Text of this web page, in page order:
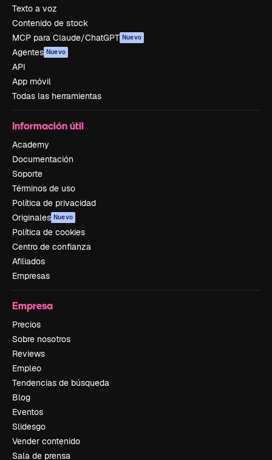
Texto a voz
Contenido de stock
MCP para Claude/ChatGPT Nuevo
Agentes Nuevo
API
App móvil
Todas las herramientas
Información útil
Academy
Documentación
Soporte
Términos de uso
Política de privacidad
Originales Nuevo
Política de cookies
Centro de confianza
Afiliados
Empresas
Empresa
Precios
Sobre nosotros
Reviews
Empleo
Tendencias de búsqueda
Blog
Eventos
Slidesgo
Vender contenido
Sala de prensa